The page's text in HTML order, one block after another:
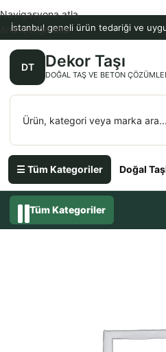
İstanbul geneli ürün tedariği ve
DT Dekor Taşı
DOĞAL TAŞ VE BETON
☰ Tüm Kategoriler Doğal
Navigasyona atla
Ana içeriğe atla
Tüm Kategoriler